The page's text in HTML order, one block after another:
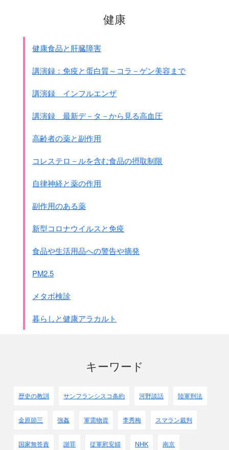
健康
健康食品と肝臓障害
講演録：免疫と蛋白質～コラ－ゲン美容まで
講演録 インフルエンザ
講演録 最新デ－タ－から見る高血圧
高齢者の薬と副作用
コレステロ－ルを含む食品の摂取制限
自律神経と薬の作用
副作用のある薬
新型コロナウイルスと免疫
食品や生活用品への警告や摘発
PM2.5
メタボ検診
暮らしと健康アラカルト
キーワード
歴史の教訓 サンフランシスコ条約 河野談話 陸軍刑法
金原節三 強姦 軍需物資 李秀梅 スマラン裁判
国家無答責 謝罪 従軍慰安婦 NHK 南京